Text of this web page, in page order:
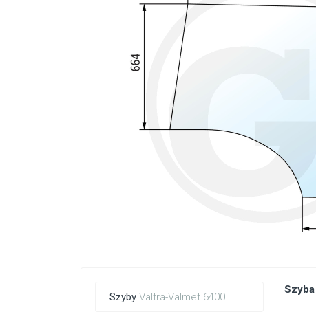
Szyby Valtra-Valmet 6400